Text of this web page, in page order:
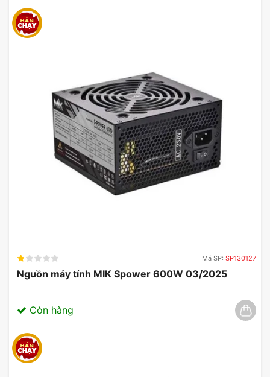
Mã SP: SP130127
Nguồn máy tính MIK Spower 600W 03/2025
Còn hàng